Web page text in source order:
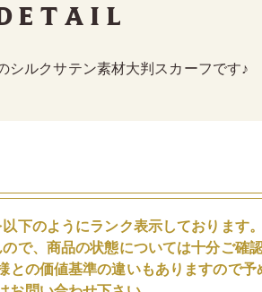
シルクサテン素材大判スカーフです♪
下のようにランク表示しております
で、商品の状態については十分ご確
との価値基準の違いもありますので予